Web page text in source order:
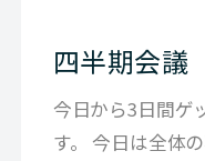
四半期会議
今日から3日間ゲ
す。 今日は全体